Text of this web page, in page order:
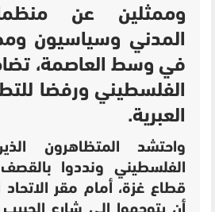
وممثلين عن
المدني وسياسيون
في وسط العاصمة،
الفلسطيني ورفضا
العبرية.
واحتشد المتظاهرون
الفلسطيني ونددوا
قطاع غزة، أمام مقر